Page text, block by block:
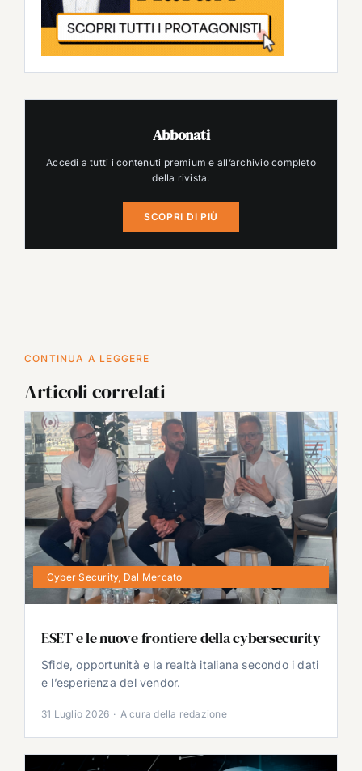
Abbonati
Accedi a tutti i contenuti premium e all’archivio completo
della rivista.
SCOPRI DI PIÙ
CONTINUA A LEGGERE
Articoli correlati
Cyber Security, Dal Mercato
ESET e le nuove frontiere della cybersecurity
Sfide, opportunità e la realtà italiana secondo i dati
e l’esperienza del vendor.
31 Luglio 2026 · A cura della redazione